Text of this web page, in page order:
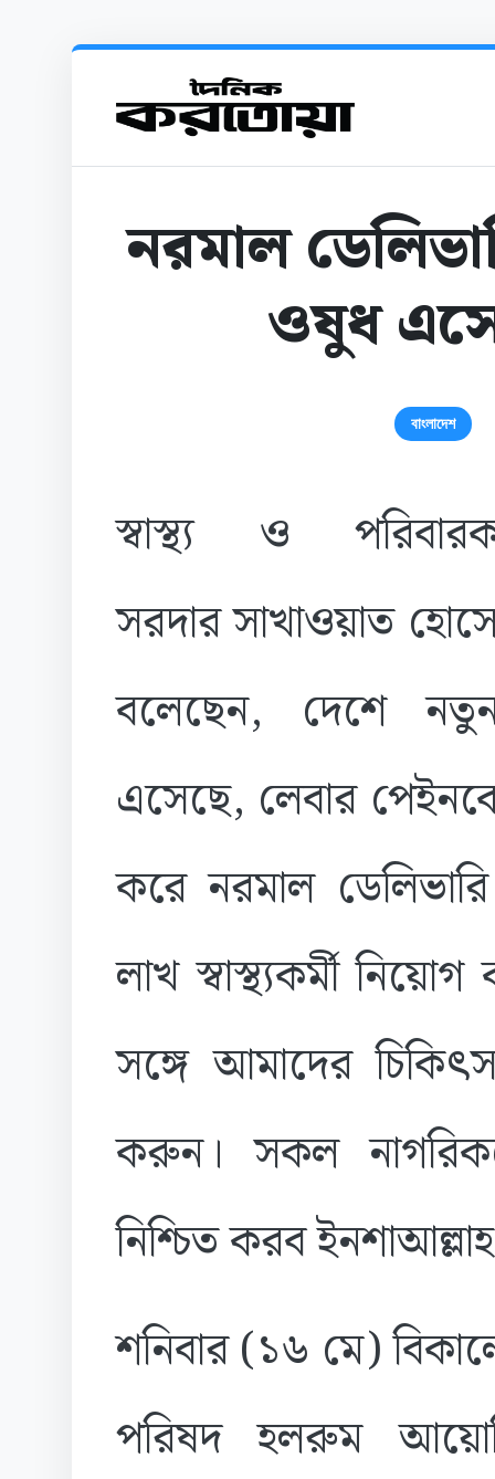
নরমাল
ওষুধ
বাংলাদেশ
স্বাস্থ্য ও
সরদার সাখাওয়াত
বলেছেন, দেশে
এসেছে, লেবার
করে নরমাল
লাখ স্বাস্থ্যকর্মী
সঙ্গে আমাদের
করুন। সকল
নিশ্চিত করব
শনিবার (১৬ মে)
পরিষদ হলরুম